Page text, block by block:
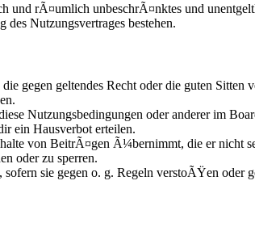
und rÃ¤umlich unbeschrÃ¤nktes und
Nutzungsvertrages bestehen.
gegen geltendes Recht oder die guten
Nutzungsbedingungen oder anderer im
ein Hausverbot erteilen.
von BeitrÃ¤gen Ã¼bernimmt, die er nicht
oder zu sperren.
sie gegen o. g. Regeln verstoÃŸen